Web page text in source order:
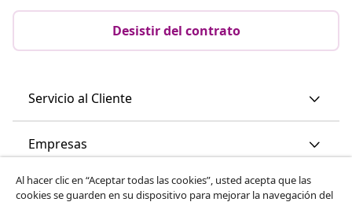
Desistir del contrato
Servicio al Cliente
Empresas
vidaXL
Al hacer clic en “Aceptar todas las cookies”, usted acepta que las
cookies se guarden en su dispositivo para mejorar la navegación del